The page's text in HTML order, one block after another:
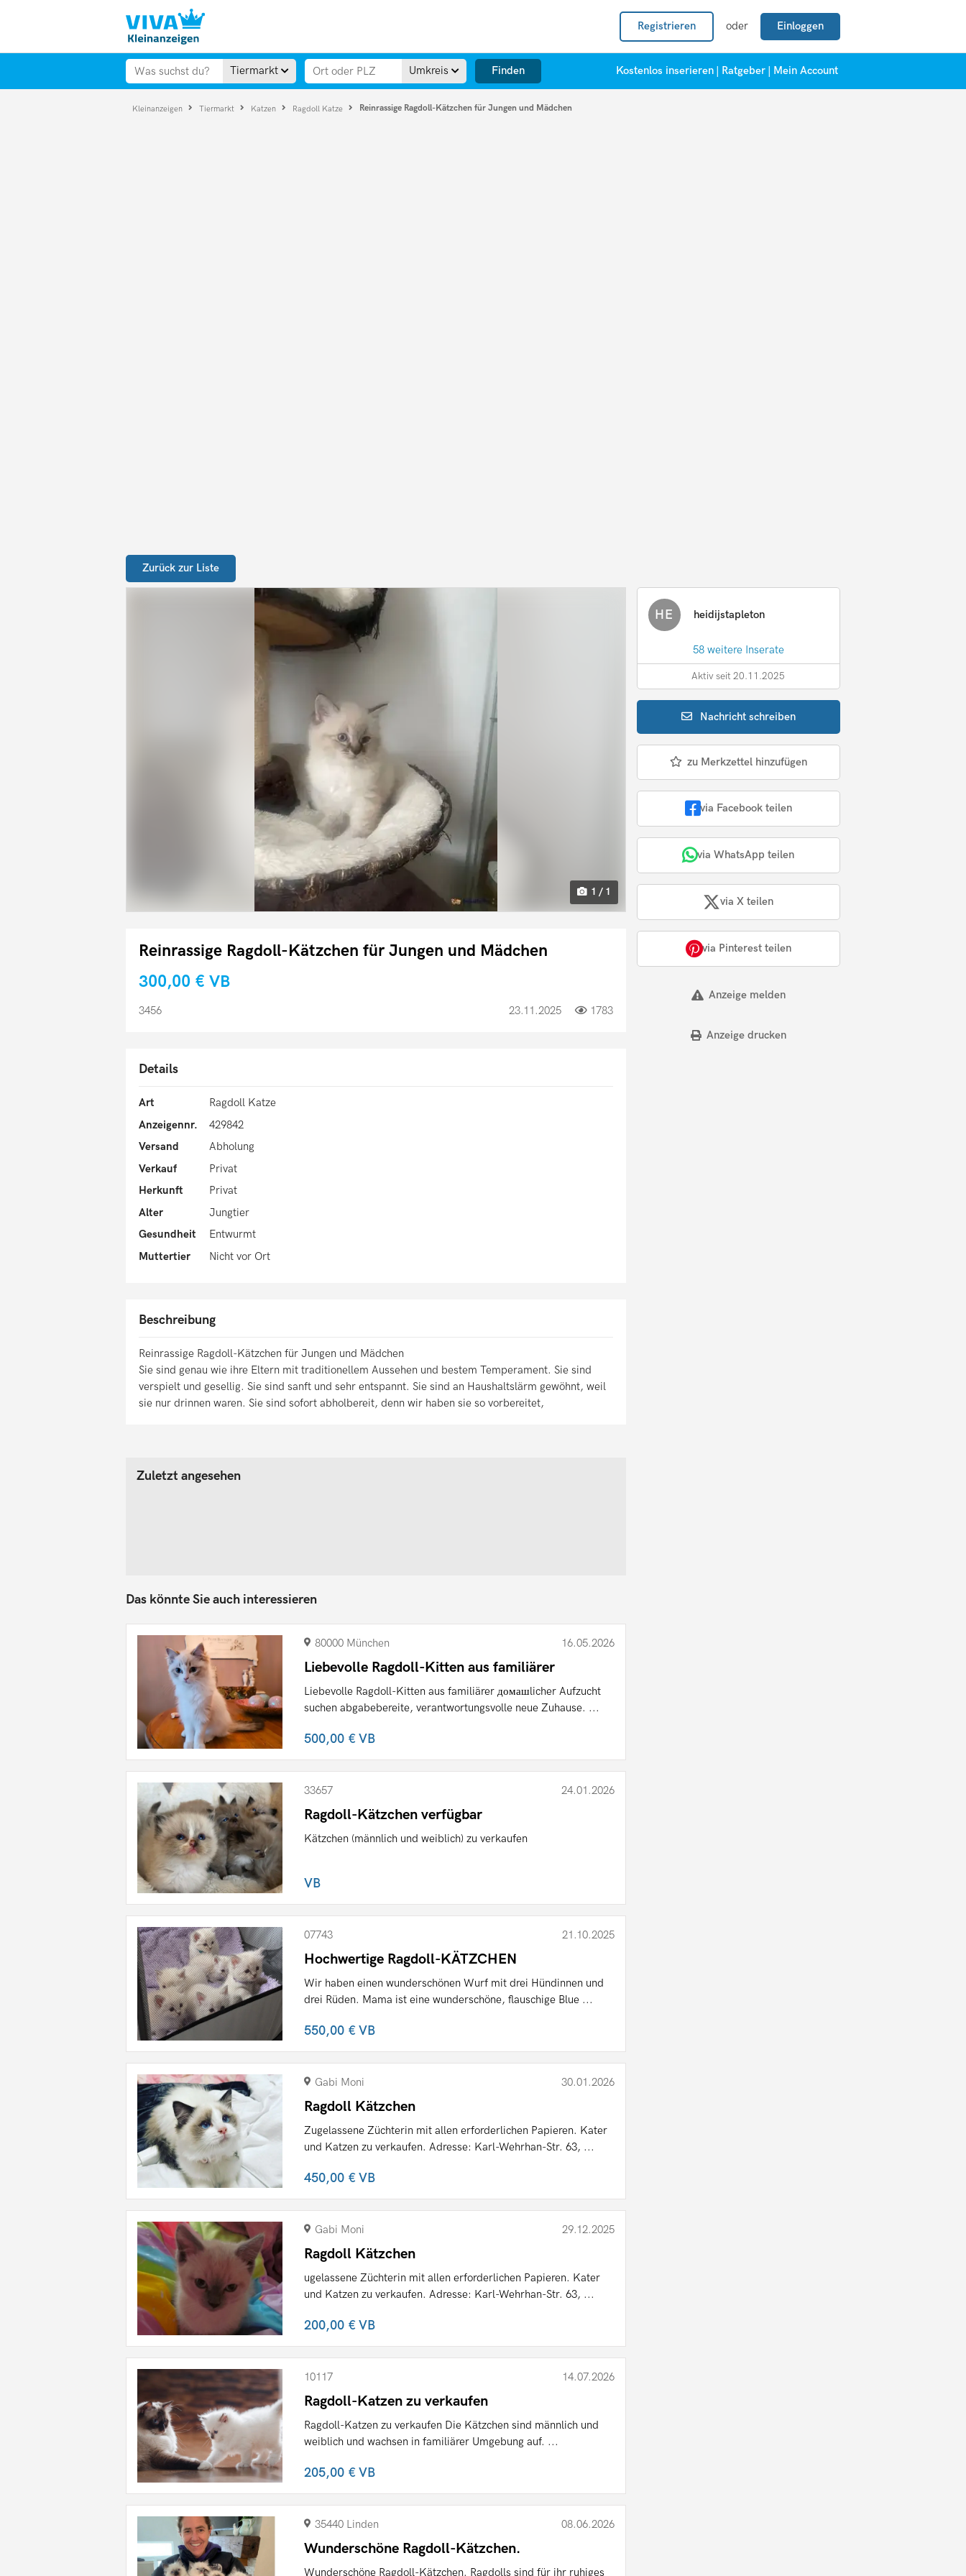
Registrieren oder Einloggen
Tiermarkt Umkreis Finden Kostenlos inserieren Ratgeber Mein Account
Kleinanzeigen Tiermarkt Katzen Ragdoll Katze Reinrassige Ragdoll-Kätzchen für Jungen und Mädchen
Zurück zur Liste
1 / 1
Reinrassige Ragdoll-Kätzchen für Jungen und Mädchen
300,00 € VB
3456 23.11.2025 1783
Details
Art
Ragdoll Katze
Anzeigennr.
429842
Versand
Abholung
Verkauf
Privat
Herkunft
Privat
Alter
Jungtier
Gesundheit
Entwurmt
Muttertier
Nicht vor Ort
Beschreibung
Reinrassige Ragdoll-Kätzchen für Jungen und Mädchen
Sie sind genau wie ihre Eltern mit traditionellem Aussehen und bestem Temperament. Sie sind
verspielt und gesellig. Sie sind sanft und sehr entspannt. Sie sind an Haushaltslärm gewöhnt, weil
sie nur drinnen waren. Sie sind sofort abholbereit, denn wir haben sie so vorbereitet,
HE heidijstapleton
58 weitere Inserate
Aktiv seit 20.11.2025
Nachrichtschreiben
zu Merkzettel hinzufügen
via Facebook teilen
via WhatsApp teilen
via X teilen
via Pinterest teilen
Anzeige melden
Anzeige drucken
Zuletzt angesehen
Das könnte Sie auch interessieren
80000 München 16.05.2026
Liebevolle Ragdoll-Kitten aus familiärer
Liebevolle Ragdoll-Kitten aus familiärer домашlicher Aufzucht
suchen abgabebereite, verantwortungsvolle neue Zuhause. ...
500,00 €VB
33657 24.01.2026
Ragdoll-Kätzchen verfügbar
Kätzchen (männlich und weiblich) zu verkaufen
VB
07743 21.10.2025
Hochwertige Ragdoll-KÄTZCHEN
Wir haben einen wunderschönen Wurf mit drei Hündinnen und
drei Rüden. Mama ist eine wunderschöne, flauschige Blue ...
550,00 €VB
Gabi Moni 30.01.2026
Ragdoll Kätzchen
Zugelassene Züchterin mit allen erforderlichen Papieren. Kater
und Katzen zu verkaufen. Adresse: Karl-Wehrhan-Str. 63, ...
450,00 €VB
Gabi Moni 29.12.2025
Ragdoll Kätzchen
ugelassene Züchterin mit allen erforderlichen Papieren. Kater
und Katzen zu verkaufen. Adresse: Karl-Wehrhan-Str. 63, ...
200,00 €VB
10117 14.07.2026
Ragdoll-Katzen zu verkaufen
Ragdoll-Katzen zu verkaufen Die Kätzchen sind männlich und
weiblich und wachsen in familiärer Umgebung auf. ...
205,00 €VB
35440 Linden 08.06.2026
Wunderschöne Ragdoll-Kätzchen.
Wunderschöne Ragdoll-Kätzchen. Ragdolls sind für ihr ruhiges